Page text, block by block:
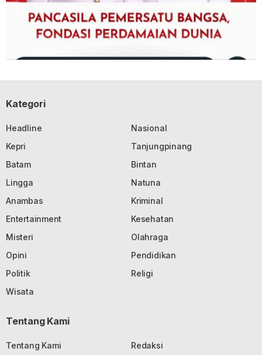
Kategori
Headline
Nasional
Kepri
Tanjungpinang
Batam
Bintan
Lingga
Natuna
Anambas
Kriminal
Entertainment
Kesehatan
Misteri
Olahraga
Opini
Pendidikan
Politik
Religi
Wisata
Tentang Kami
Tentang Kami
Redaksi